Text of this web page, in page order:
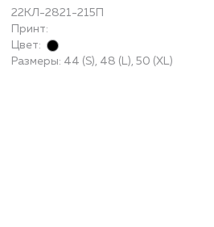
22КЛ-2821-215П
Принт:
Цвет:
Размеры: 44 (S), 48 (L), 50 (XL)